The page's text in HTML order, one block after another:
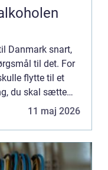
Danmark snart,
til det. For
flytte til et
du skal sætte
hvor du skal ...
11 maj 2026